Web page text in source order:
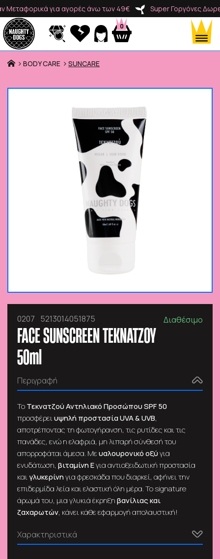
για αγορές άνω των 49€ Super Γοργόνες Δωρεάν
0
Προϊόντα
BODY CARE SUNCARE
0207 5213014051875 Διαθέσιμο
FACE SUNSCREEN ΤΕΚΝΑΤΖΟΥ
50ml
Περιγραφή
ΤοΤεκνατζού Αντηλιακό Προσώπου SPF 50
προσφέρειυψηλή προστασία UVA & UVB,
αποτρέποντας τη φωτογήρανση, τις ρυτίδες και τις
πανάδες, ενώ η ελαφριά, μη λιπαρή σύνθεσή του
απορροφάται άμεσα. Μευαλουρονικό οξύγια
ενυδάτωση, βιταμίνη Εγια αντιοξειδωτική προστασία
καιγλυκερίνηγια φρεσκάδα που διαρκεί, αφήνει την
επιδερμίδα λεία και ελαστική όλη μέρα. Το signature
άρωμά του, μια γλυκιά έκρηξηβανίλιας και
ζαχαρωτών, κάνει κάθε εφαρμογή απολαυστική!
Χαρακτηριστικά